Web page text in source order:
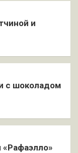
и
с шоколадом